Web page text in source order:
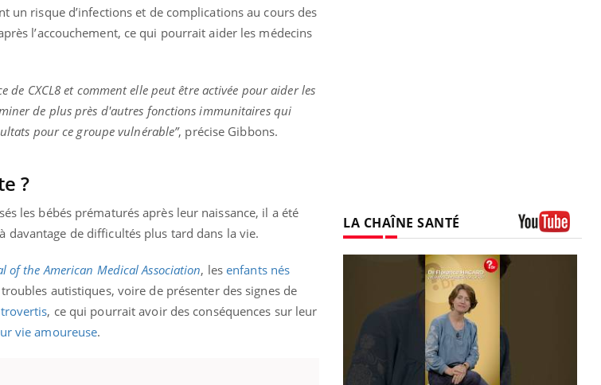
un risque d’infections et de complications au cours des
l’accouchement, ce qui pourrait aider les médecins
CXCL8 et comment elle peut être activée pour aider les
de plus près d'autres fonctions immunitaires qui
pour ce groupe vulnérable”, précise Gibbons.
?
les bébés prématurés après leur naissance, il a été
davantage de difficultés plus tard dans la vie.
of the American Medical Association, lesenfants nés
autistiques, voire de présenter des signes de
, ce qui pourrait avoir des conséquences sur leur
vie amoureuse.
LA CHAÎNE SANTÉ